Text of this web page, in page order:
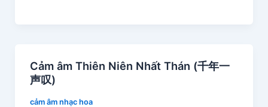
Cảm âm Thiên Niên Nhất Thán (千年一
声叹)
cảm âm nhạc hoa